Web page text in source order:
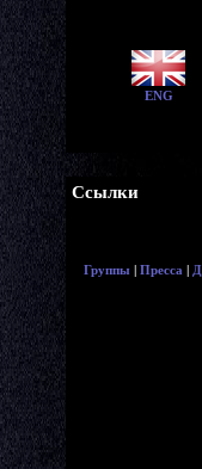
ENG
Ссылки
Группы | Пресса |